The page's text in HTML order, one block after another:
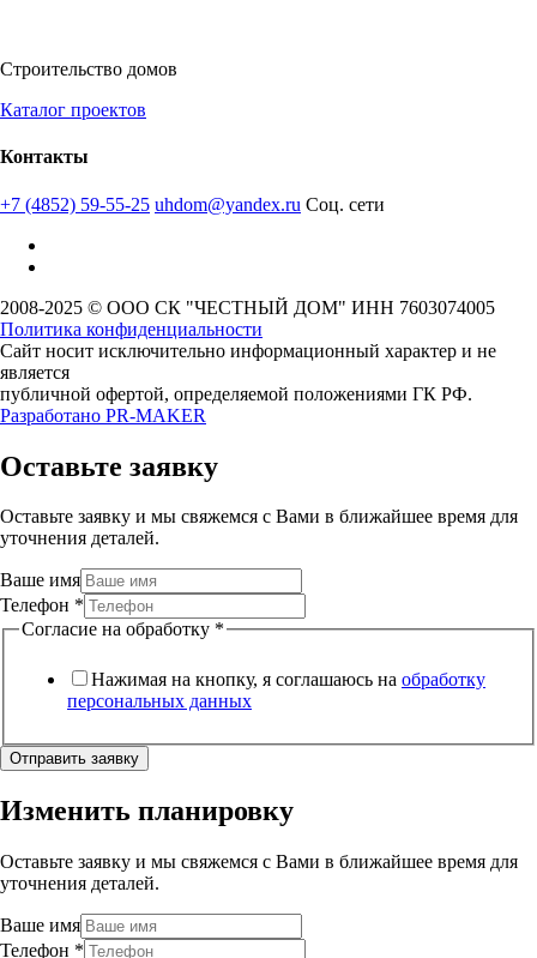
Строительство домов
Каталог проектов
Контакты
+7 (4852) 59-55-25 uhdom@yandex.ru Соц. сети
2008-2025 © ООО СК "ЧЕСТНЫЙ ДОМ" ИНН 7603074005
Политика конфиденциальности
Сайт носит исключительно информационный характер и не
является
публичной офертой, определяемой положениями ГК РФ.
Разработано PR-MAKER
Оставьте заявку
Оставьте заявку и мы свяжемся с Вами в ближайшее время для
уточнения деталей.
Ваше имя
Телефон *
Согласие на обработку *
Нажимая на кнопку, я соглашаюсь на обработку
персональных данных
Отправить заявку
Изменить планировку
Оставьте заявку и мы свяжемся с Вами в ближайшее время для
уточнения деталей.
Ваше имя
Телефон *